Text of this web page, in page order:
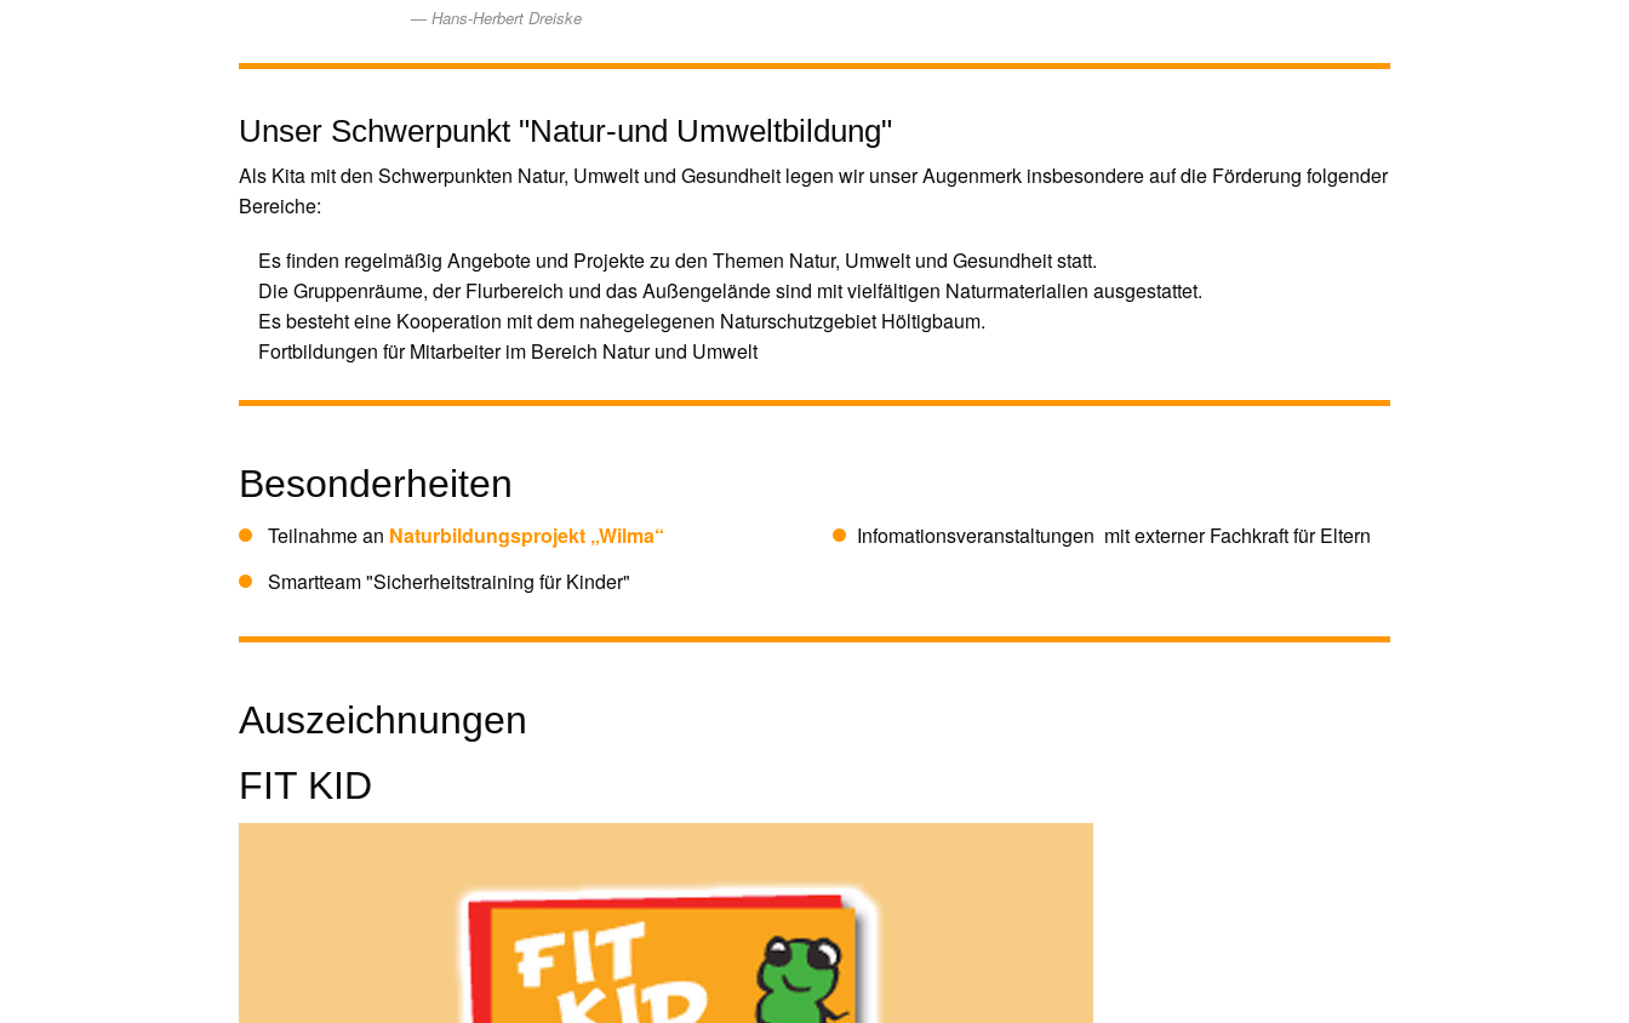
Hans-Herbert Dreiske
Unser Schwerpunkt "Natur-und Umweltbildung"
Als Kita mit den Schwerpunkten Natur, Umwelt und Gesundheit legen wir unser Augenmerk insbesondere auf die Förderung folgender
Bereiche:
Es finden regelmäßig Angebote und Projekte zu den Themen Natur, Umwelt und Gesundheit statt.
Die Gruppenräume, der Flurbereich und das Außengelände sind mit vielfältigen Naturmaterialien ausgestattet.
Es besteht eine Kooperation mit dem nahegelegenen Naturschutzgebiet Höltigbaum.
Fortbildungen für Mitarbeiter im Bereich Natur und Umwelt
Besonderheiten
Teilnahme an Naturbildungsprojekt „Wilma“
Smartteam "Sicherheitstraining für Kinder"
Infomationsveranstaltungen mit externer Fachkraft für Eltern
Auszeichnungen
FIT KID